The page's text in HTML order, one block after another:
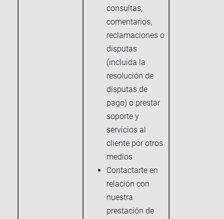
consultas,
comentarios,
reclamaciones o
disputas
(incluida la
resolución de
disputas de
pago) o prestar
soporte y
servicios al
cliente por otros
medios
Contactarte en
relación con
nuestra
prestación de